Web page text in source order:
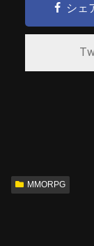
シェ
MMORPG